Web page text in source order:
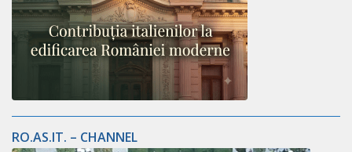
RO.AS.IT. – CHANNEL